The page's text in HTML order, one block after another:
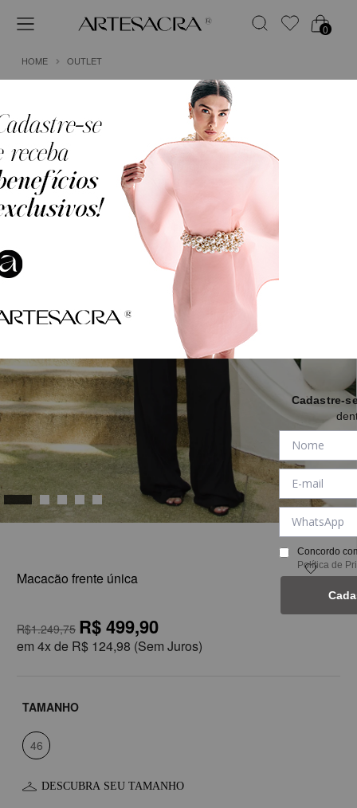
0
HOME OUTLET
1
Macacão frente única
R$1.249,75 R$ 499,90
em 4x de R$ 124,98 (Sem Juros)
TAMANHO
46
DESCUBRA SEU TAMANHO
Cadastre-
Concordo
Política de